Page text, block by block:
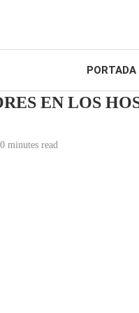
PORTADA
EN LOS
0 minutes read